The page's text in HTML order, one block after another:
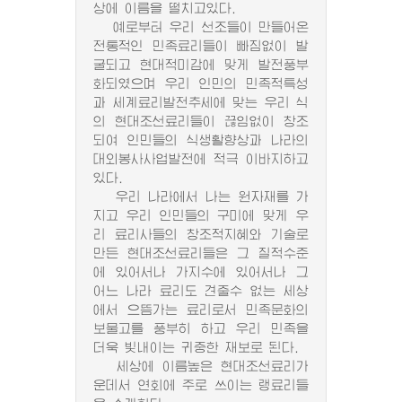
상에 이름을 떨치고있다.
예로부터 우리 선조들이 만들어온
전통적인 민족료리들이 빠짐없이 발
굴되고 현대적미감에 맞게 발전풍부
화되였으며 우리 인민의 민족적특성
과 세계료리발전추세에 맞는 우리 식
의 현대조선료리들이 끊임없이 창조
되여 인민들의 식생활향상과 나라의
대외봉사사업발전에 적극 이바지하고
있다.
우리 나라에서 나는 원자재를 가
지고 우리 인민들의 구미에 맞게 우
리 료리사들의 창조적지혜와 기술로
만든 현대조선료리들은 그 질적수준
에 있어서나 가지수에 있어서나 그
어느 나라 료리도 견줄수 없는 세상
에서 으뜸가는 료리로서 민족문화의
보물고를 풍부히 하고 우리 민족을
더욱 빛내이는 귀중한 재보로 된다.
세상에 이름높은 현대조선료리가
운데서 연회에 주로 쓰이는 랭료리들